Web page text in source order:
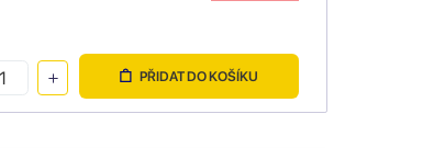
PŘIDAT DO KOŠÍKU